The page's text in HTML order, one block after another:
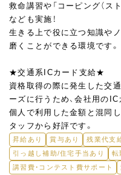
救命講習や「コーピング（ス
なども実施！
生きる上で役に立つ知識や
磨くことができる環境です。
★交通系ICカード支給★
資格取得の際に発生した交
ーズに行うため、会社用の
個人で利用した金額と混同し
タッフから好評です。
昇給あり 賞与あり 残業代支
引っ越し補助/住宅手当あり
転
講習費・コンテスト費サポート